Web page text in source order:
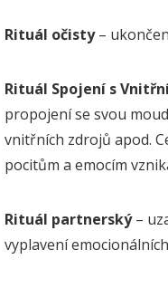
Rituál očisty–
Rituál Spojení s
propojení se svou
vnitřních zdrojů apod.
pocitům a emocím
Rituál partnerský–
vyplavení